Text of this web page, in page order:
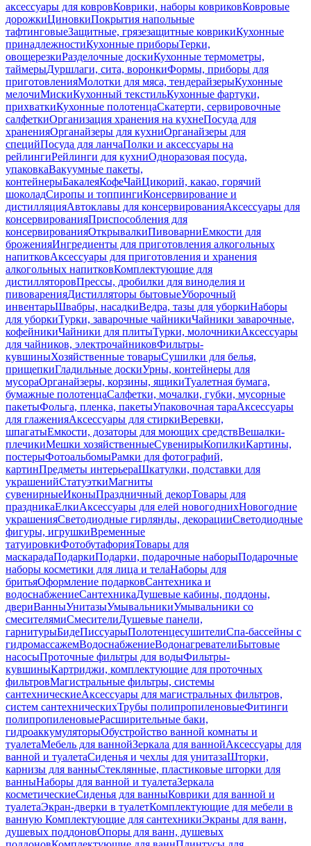
аксессуары для ковровКоврики, наборы ковриковКовровые
дорожкиЦиновкиПокрытия напольные
тафтинговыеЗащитные, грязезащитные коврикиКухонные
принадлежностиКухонные приборыТерки,
овощерезкиРазделочные доскиКухонные термометры,
таймерыДуршлаги, сита, воронкиФормы, приборы для
приготовленияМолотки для мяса, тендерайзерыКухонные
мелочиМискиКухонный текстильКухонные фартуки,
прихваткиКухонные полотенцаСкатерти, сервировочные
салфеткиОрганизация хранения на кухнеПосуда для
храненияОрганайзеры для кухниОрганайзеры для
специйПосуда для ланчаПолки и аксессуары на
рейлингиРейлинги для кухниОдноразовая посуда,
упаковкаВакуумные пакеты,
контейнерыБакалеяКофеЧайЦикорий, какао, горячий
шоколадСиропы и топпингиКонсервирование и
дистилляцияАвтоклавы для консервированияАксессуары для
консервированияПриспособления для
консервированияОткрывалкиПивоварниЕмкости для
броженияИнгредиенты для приготовления алкогольных
напитковАксессуары для приготовления и хранения
алкогольных напитковКомплектующие для
дистилляторовПрессы, дробилки для виноделия и
пивоваренияДистилляторы бытовыеУборочный
инвентарьШвабры, насадкиВедра, тазы для уборкиНаборы
для уборкиТурки, заварочные чайникиЧайники заварочные,
кофейникиЧайники для плитыТурки, молочникиАксессуары
для чайников, электрочайниковФильтры-
кувшиныХозяйственные товарыСушилки для белья,
прищепкиГладильные доскиУрны, контейнеры для
мусораОрганайзеры, корзины, ящикиТуалетная бумага,
бумажные полотенцаСалфетки, мочалки, губки, мусорные
пакетыФольга, пленка, пакетыУпаковочная тараАксессуары
для глаженияАксессуары для стиркиВеревки,
шпагатыЕмкости, дозаторы для моющих средствВешалки-
плечикиМешки хозяйственныеСувенирыКопилкиКартины,
постерыФотоальбомыРамки для фотографий,
картинПредметы интерьераШкатулки, подставки для
украшенийСтатуэткиМагниты
сувенирныеИконыПраздничный декорТовары для
праздникаЕлкиАксессуары для елей новогоднихНовогодние
украшенияСветодиодные гирлянды, декорацииСветодиодные
фигуры, игрушкиВременные
татуировкиФотобутафорияТовары для
маскарадаПодаркиПодарки, подарочные наборыПодарочные
наборы косметики для лица и телаНаборы для
бритьяОформление подарковСантехника и
водоснабжениеСантехникаДушевые кабины, поддоны,
двериВанныУнитазыУмывальникиУмывальники со
смесителямиСмесителиДушевые панели,
гарнитурыБидеПиссуарыПолотенцесушителиСпа-бассейны с
гидромассажемВодоснабжениеВодонагревателиБытовые
насосыПроточные фильтры для водыФильтры-
кувшиныКартриджи, комплектующие для проточных
фильтровМагистральные фильтры, системы
сантехническиеАксессуары для магистральных фильтров,
систем сантехническихТрубы полипропиленовыеФитинги
полипропиленовыеРасширительные баки,
гидроаккумуляторыОбустройство ванной комнаты и
туалетаМебель для ваннойЗеркала для ваннойАксессуары для
ванной и туалетаСиденья и чехлы для унитазаШторки,
карнизы для ванныСтеклянные, пластиковые шторки для
ванныНаборы для ванной и туалетаЗеркала
косметическиеСиденья для ванныКоврики для ванной и
туалетаЭкран-дверки в туалетКомплектующие для мебели в
ванную Комплектующие для сантехникиЭкраны для ванн,
душевых поддоновОпоры для ванн, душевых